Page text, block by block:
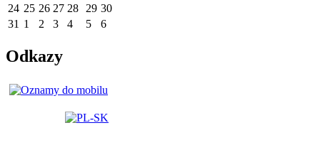
24 25 26 27 28 29 30
31 1 2 3 4 5 6
Odkazy